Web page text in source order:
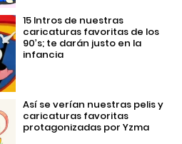
15 Intros de nuestras
caricaturas favoritas de los
90’s; te darán justo en la
infancia
Así se verían nuestras pelis y
caricaturas favoritas
protagonizadas por Yzma